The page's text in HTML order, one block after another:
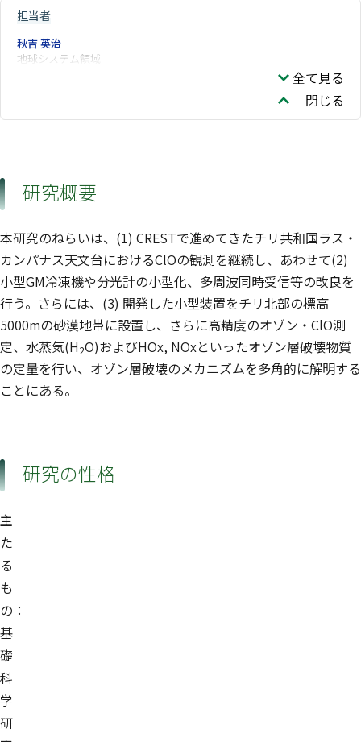
担当者
秋吉 英治
地球システム領域
全て見る
閉じる
研究概要
本研究のねらいは、(1) CRESTで進めてきたチリ共和国ラス・
カンパナス天文台におけるClOの観測を継続し、あわせて(2)
小型GM冷凍機や分光計の小型化、多周波同時受信等の改良を
行う。さらには、(3) 開発した小型装置をチリ北部の標高
5000mの砂漠地帯に設置し、さらに高精度のオゾン・ClO測
定、水蒸気(H2O)およびHOx, NOxといったオゾン層破壊物質
の定量を行い、オゾン層破壊のメカニズムを多角的に解明する
ことにある。
研究の性格
主
た
る
も
の：
基
礎
科
学
研